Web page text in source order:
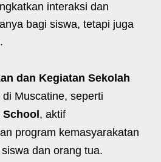
interaksi dan
bagi siswa, tetapi juga
dan Kegiatan Sekolah
Muscatine, seperti
, aktif
program kemasyarakatan
dan orang tua.